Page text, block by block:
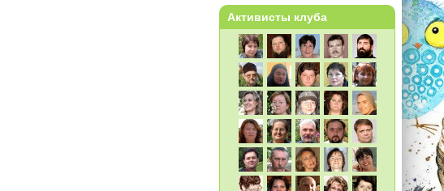
Активисты клуба